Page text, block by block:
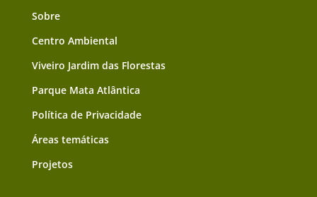
Sobre
Centro Ambiental
Viveiro Jardim das Florestas
Parque Mata Atlântica
Política de Privacidade
Áreas temáticas
Projetos